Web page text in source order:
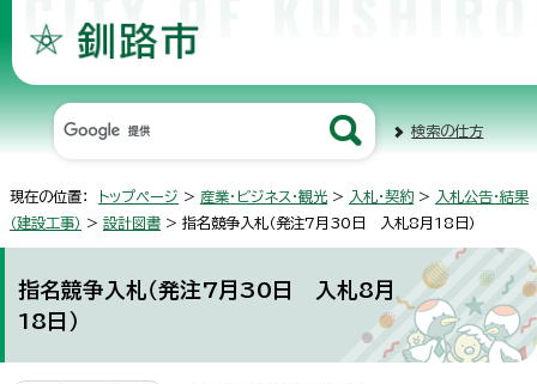
検索の仕方
現在の位置： トップページ > 産業・ビジネス・観光 > 入札・契約 >
入札公告・結果
（建設工事） > 設計図書 > 指名競争入札（発注7月30日 入札8月18日）
指名競争入札（発注7月30日 入札8月
18日）